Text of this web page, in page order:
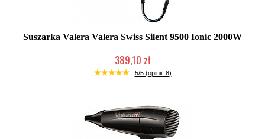
Suszarka Valera Valera Swiss Silent 9500 Ionic 2000W
389,10 zł
Produkt wycofany
5/5 (opinii: 8)